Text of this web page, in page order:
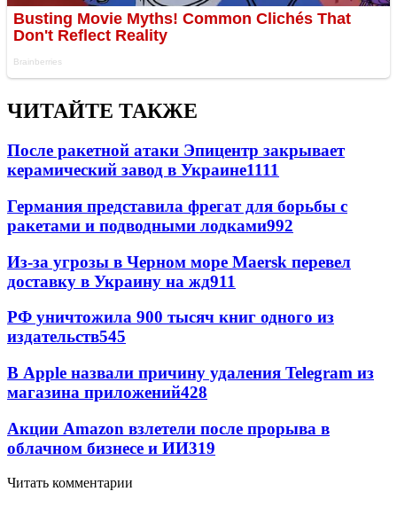
ЧИТАЙТЕ ТАКЖЕ
После ракетной атаки Эпицентр закрывает
керамический завод в Украине1111
Германия представила фрегат для борьбы с
ракетами и подводными лодками992
Из-за угрозы в Черном море Maersk перевел
доставку в Украину на жд911
РФ уничтожила 900 тысяч книг одного из
издательств545
В Apple назвали причину удаления Telegram из
магазина приложений428
Акции Amazon взлетели после прорыва в
облачном бизнесе и ИИ319
Читать комментарии